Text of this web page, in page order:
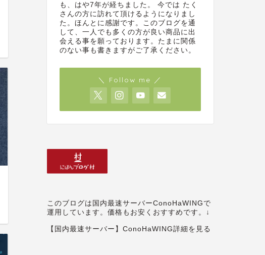
MacBook Air Appleシリコン M1に
iPhone・パソコン・ガジェット
も、はや7年が経ちました。 今では たく
さんの方に訪れて頂けるようになりまし
た。ほんとに感謝です。このブログを通
して、一人でも多くの方が良い商品に出
会える事を願っております。たまに関係
のない事も書きますがご了承ください。
＼ Follow me ／
このブログは国内最速サーバーConoHaWINGで
運用しています。価格もお安くおすすめです。↓
【国内最速サーバー】ConoHaWING詳細を見る